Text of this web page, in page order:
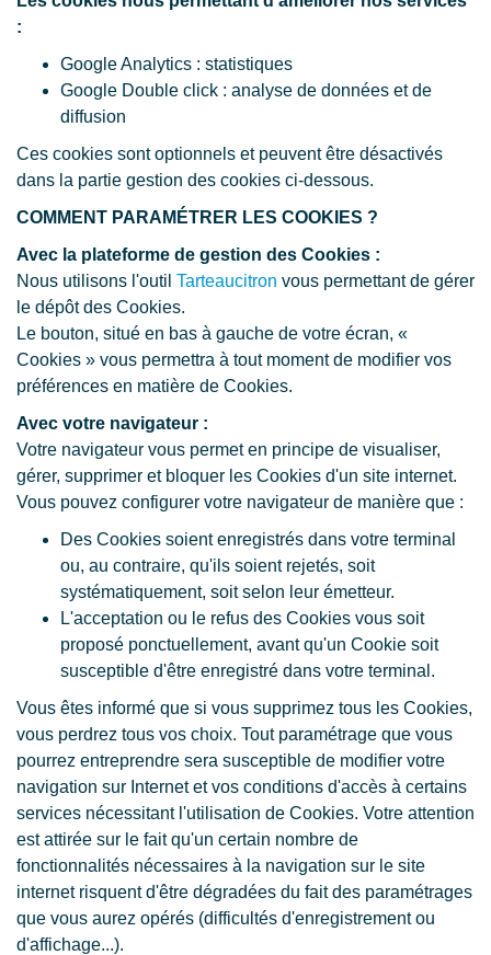
:
Google Analytics : statistiques
Google Double click : analyse de données et de
diffusion
Ces cookies sont optionnels et peuvent être désactivés
dans la partie gestion des cookies ci-dessous.
COMMENT PARAMÉTRER LES COOKIES ?
Avec la plateforme de gestion des Cookies :
Nous utilisons l'outil Tarteaucitron vous permettant de gérer
le dépôt des Cookies.
Le bouton, situé en bas à gauche de votre écran, «
Cookies » vous permettra à tout moment de modifier vos
préférences en matière de Cookies.
Avec votre navigateur :
Votre navigateur vous permet en principe de visualiser,
gérer, supprimer et bloquer les Cookies d'un site internet.
Vous pouvez configurer votre navigateur de manière que :
Des Cookies soient enregistrés dans votre terminal
ou, au contraire, qu'ils soient rejetés, soit
systématiquement, soit selon leur émetteur.
L'acceptation ou le refus des Cookies vous soit
proposé ponctuellement, avant qu'un Cookie soit
susceptible d'être enregistré dans votre terminal.
Vous êtes informé que si vous supprimez tous les Cookies,
vous perdrez tous vos choix. Tout paramétrage que vous
pourrez entreprendre sera susceptible de modifier votre
navigation sur Internet et vos conditions d'accès à certains
services nécessitant l'utilisation de Cookies. Votre attention
est attirée sur le fait qu'un certain nombre de
fonctionnalités nécessaires à la navigation sur le site
internet risquent d'être dégradées du fait des paramétrages
que vous aurez opérés (difficultés d'enregistrement ou
d'affichage...).